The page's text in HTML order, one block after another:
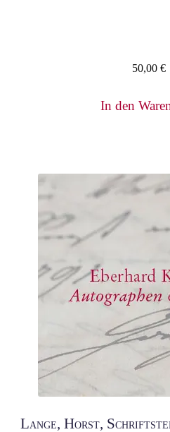
50,00 €
In den
Lange, Horst,